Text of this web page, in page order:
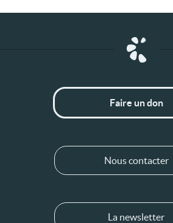
Faire un don
Nous contacter
La newsletter